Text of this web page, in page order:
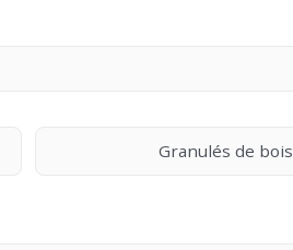
Granulés de bois